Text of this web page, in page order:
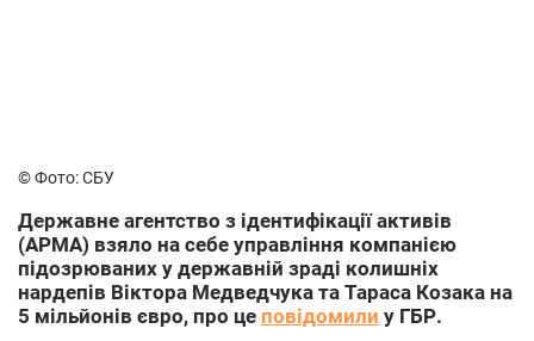
© Фото: СБУ
Державне агентство з ідентифікації активів
(AРMA) взяло на себе управління компанією
підозрюваних у державній зраді колишніх
нардепів Віктора Медведчука та Тараса Козака на
5 мільйонів євро, про це повідомили у ГБР.